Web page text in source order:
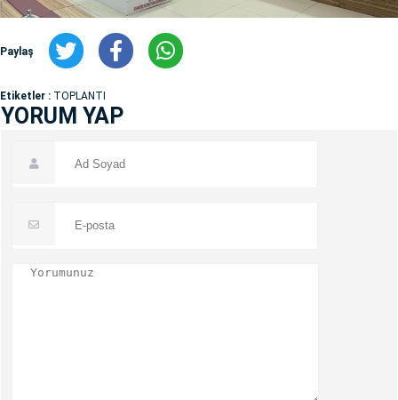
Paylaş
Etiketler : TOPLANTI
YORUM YAP